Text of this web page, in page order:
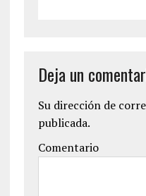
Deja un
Su dirección de
publicada.
Comentario